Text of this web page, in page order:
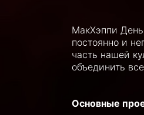
МакХэппи
постоянно и
часть нашей
объединить
Основные